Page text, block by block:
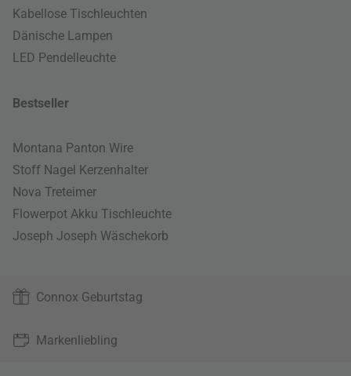
Kabellose Tischleuchten
Dänische Lampen
LED Pendelleuchte
Bestseller
Montana Panton Wire
Stoff Nagel Kerzenhalter
Nova Treteimer
Flowerpot Akku Tischleuchte
Joseph Joseph Wäschekorb
Connox Geburtstag
Markenliebling